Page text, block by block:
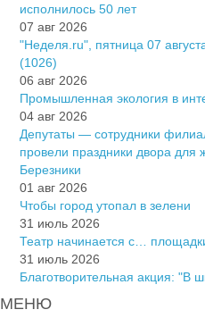
исполнилось 50 лет
07 авг 2026
"Неделя.ru", пятница 07
(1026)
06 авг 2026
Промышленная экология в
04 авг 2026
Депутаты — сотрудники
провели праздники двора для
Березники
01 авг 2026
Чтобы город утопал в зелени
31 июль 2026
Театр начинается с…
31 июль 2026
Благотворительная акция: "В
МЕНЮ